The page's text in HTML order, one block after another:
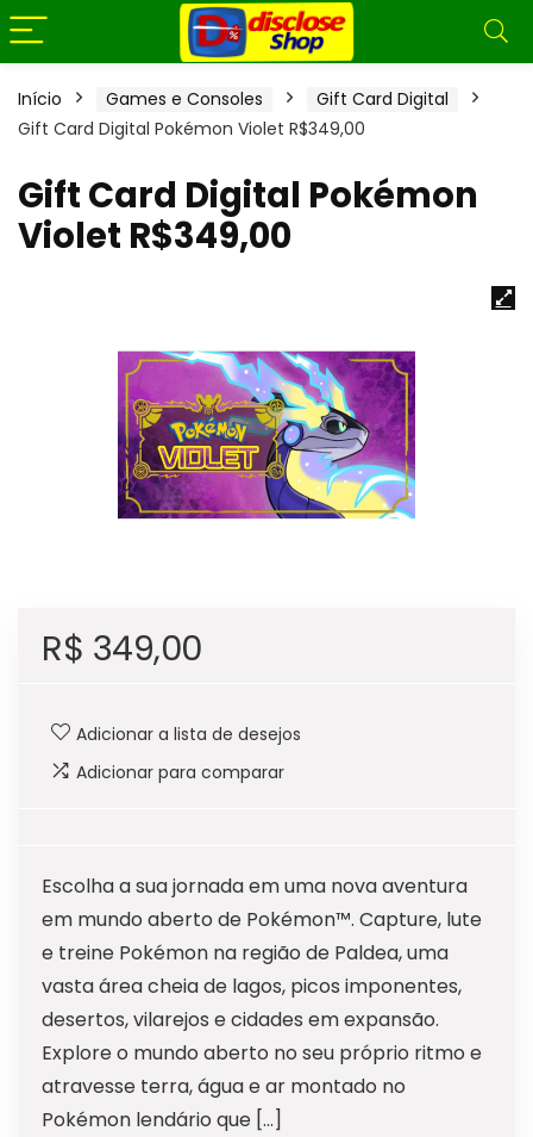
Início Games e Consoles
Gift Card Digital
Gift Card Digital Pokémon Violet R$349,00
Gift Card Digital Pokémon
Violet R$349,00
R$ 349,00
Adicionar a lista de desejos
Adicionar para comparar
Escolha a sua jornada em uma nova aventura
em mundo aberto de Pokémon™. Capture, lute
e treine Pokémon na região de Paldea, uma
vasta área cheia de lagos, picos imponentes,
desertos, vilarejos e cidades em expansão.
Explore o mundo aberto no seu próprio ritmo e
atravesse terra, água e ar montado no
Pokémon lendário que […]